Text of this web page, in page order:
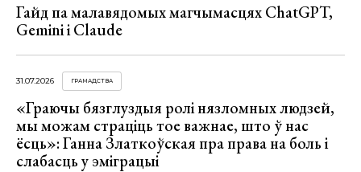
Гайд па малавядомых магчымасцях ChatGPT,
Gemini і Claude
31.07.2026 ГРАМАДСТВА
«Граючы бязглуздыя ролі нязломных людзей,
мы можам страціць тое важнае, што ў нас
ёсць»: Ганна Златкоўская пра права на боль і
слабасць у эміграцыі